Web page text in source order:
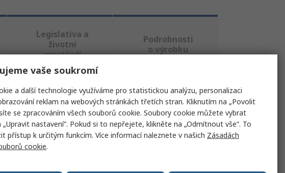
Legislativa a
životní
prostředí
Podrobnosti
o výrobku
podobné produkty.
Hodnota
Adexa
vaše soukromí
a další technologie využíváme pro statistickou analýzu, personalizaci
reklam na webových stránkách třetích stran. Kliknutím na „Povolit
se zpracováním všech souborů cookie. Soubory cookie můžete vybrat
nastavení“. Pokud si to nepřejete, klikněte na „Odmítnout vše“. To
přístup k určitým funkcím. Více informací naleznete v našich Zásadách
cookie.